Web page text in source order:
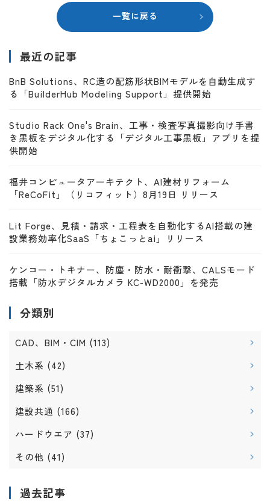
一覧に戻る
最近の記事
BnB Solutions、RC造の配筋形状BIMモデルを自動生成す
る「BuilderHub Modeling Support」提供開始
Studio Rack One's Brain、工事・検査写真撮影向け手書
き黒板をデジタル化する「デジタル工事黒板」アプリを提
供開始
福井コンピュータアーキテクト、AI建材リフォーム
「ReCoFit」（リコフィット）8月19日 リリース
Lit Forge、見積・請求・工程表を自動化するAI搭載の建
設業務効率化SaaS「ちょこっとai」リリース
ケンコー・トキナー、防塵・防水・耐衝撃、CALSモード
搭載「防水デジタルカメラ KC-WD2000」を発売
分類別
CAD、BIM・CIM (113)
土木系 (42)
建築系 (51)
建設共通 (166)
ハードウエア (37)
その他 (41)
過去記事